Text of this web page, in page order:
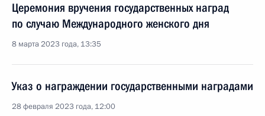
Церемония вручения государственных наград
по случаю Международного женского дня
8 марта 2023 года, 13:35
Указ о награждении государственными наградами
28 февраля 2023 года, 12:00